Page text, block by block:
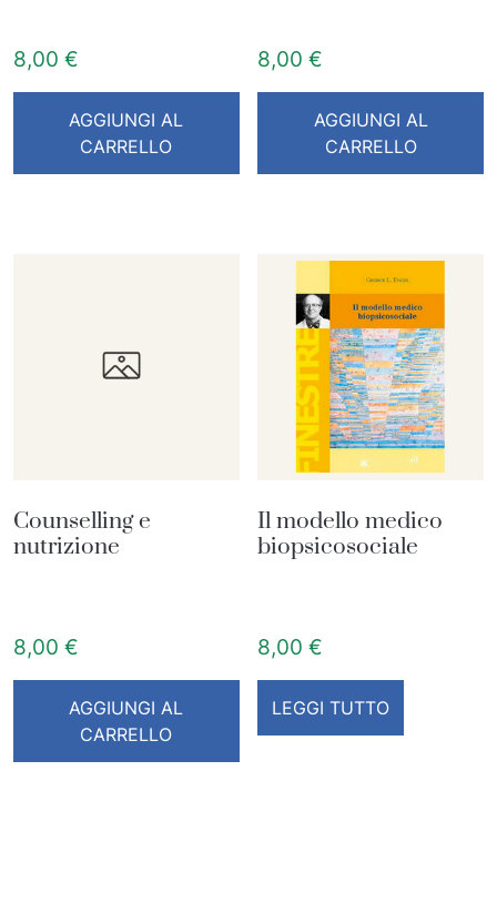
8,00 €
AGGIUNGI AL
CARRELLO
8,00€
AGGIUNGI AL
CARRELLO
Counselling e
nutrizione
8,00 €
AGGIUNGI AL
CARRELLO
Il modello medico
biopsicosociale
8,00€
LEGGI TUTTO